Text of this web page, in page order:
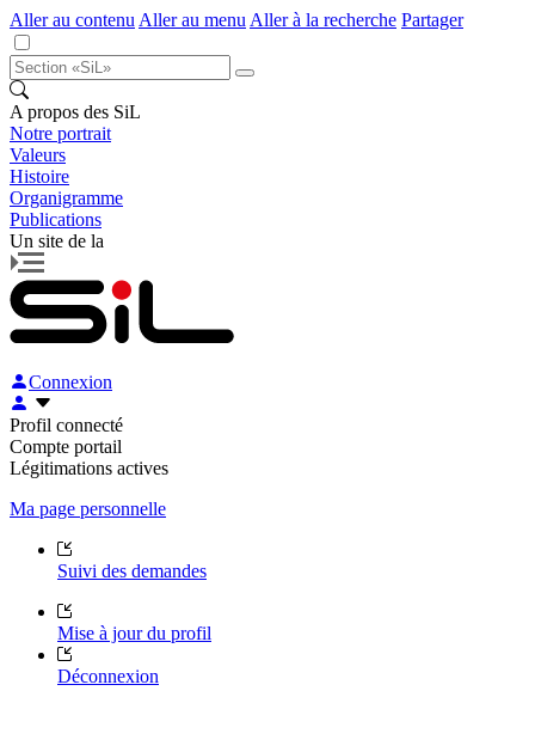
Aller au contenu Aller au menu Aller à la recherche Partager
A propos des SiL
Notre portrait
Valeurs
Histoire
Organigramme
Publications
Un site de la
Connexion
Profil connecté
Compte portail
Légitimations actives
Ma page personnelle
Suivi des demandes
Mise à jour du profil
Déconnexion